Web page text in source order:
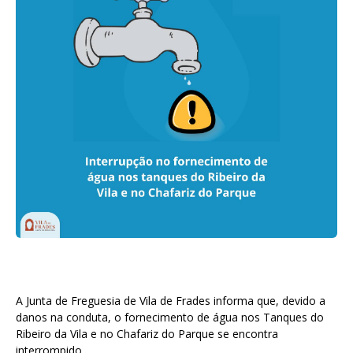
A Junta de Freguesia de Vila de Frades informa que, devido a
danos na conduta, o fornecimento de água nos Tanques do
Ribeiro da Vila e no Chafariz do Parque se encontra